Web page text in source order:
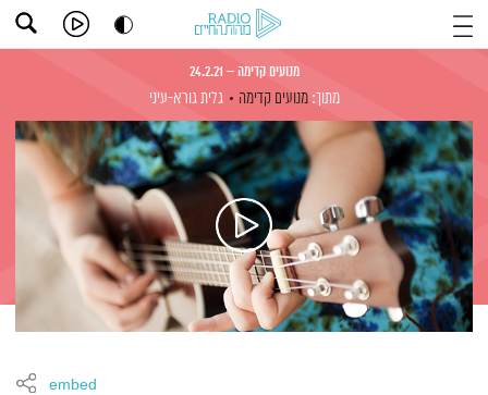
מנועים קדימה – 24.2.21
מתוך: מנועים קדימה גלית גורא-עיני
embed